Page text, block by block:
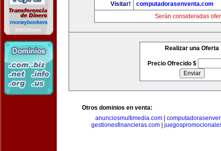
Visitar!
computadorasenventa.com
Serán consideradas
Realizar una Oferta
Precio Ofrecido $
Otros dominios en venta:
anunciosmultimedia.com
gestionesfinancieras.com